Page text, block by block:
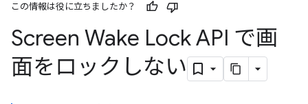
この情報は役に立ちましたか？
Screen Wake Lock API で画
面をロックしない